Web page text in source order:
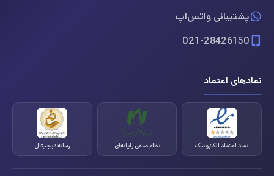
پشتیبانی واتس‌اپ
021-28426150
نمادهای اعتماد
نماد اعتماد الکترونیک نظام صنفی رایانه‌ای رسانه دیجیتال